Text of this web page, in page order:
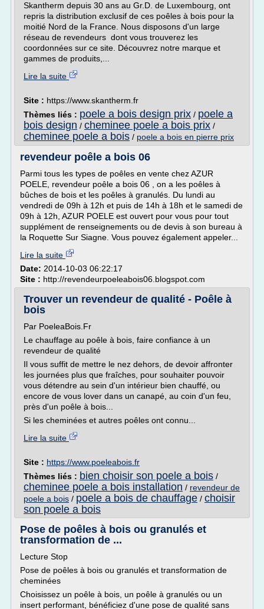
Skantherm depuis 30 ans au Gr.D. de Luxembourg, ont
repris la distribution exclusif de ces poêles à bois pour la
moitié Nord de la France. Nous disposons d'un large
réseau de revendeurs dont vous trouverez les
coordonnées sur ce site. Découvrez notre marque et
gammes de produits,...
Lire la suite
Site : https://www.skantherm.fr
Thèmes liés : poele a bois design prix / poele a
bois design / cheminee poele a bois prix /
cheminee poele a bois / poele a bois en pierre prix
revendeur poêle a bois 06
Parmi tous les types de poêles en vente chez AZUR
POELE, revendeur poêle a bois 06 , on a les poêles à
bûches de bois et les poêles à granulés. Du lundi au
vendredi de 09h à 12h et puis de 14h à 18h et le samedi de
09h à 12h, AZUR POELE est ouvert pour vous pour tout
supplément de renseignements ou de devis à son bureau à
la Roquette Sur Siagne. Vous pouvez également appeler...
Lire la suite
Date: 2014-10-03 06:22:17
Site : http://revendeurpoeleabois06.blogspot.com
Trouver un revendeur de qualité - Poêle à
bois
Par PoeleaBois.Fr
Le chauffage au poêle à bois, faire confiance à un
revendeur de qualité
Il vous suffit de mettre le nez dehors, de devoir affronter
les journées plus que fraîches, pour souhaiter pouvoir
vous détendre au sein d'un intérieur bien chauffé, ou
encore de vous lover dans un canapé, au coin d'un feu,
près d'un poêle à bois...
Si les cheminées et autres poêles ont connu...
Lire la suite
Site : https://www.poeleabois.fr
Thèmes liés : bien choisir son poele a bois /
cheminee poele a bois installation / revendeur de
poele a bois / poele a bois de chauffage / choisir
son poele a bois
Pose de poêles à bois ou granulés et
transformation de ...
Lecture Stop
Pose de poêles à bois ou granulés et transformation de
cheminées
Choisissez un poêle à bois, un poêle à granulés ou un
insert performant, bénéficiez d'une pose de qualité sans